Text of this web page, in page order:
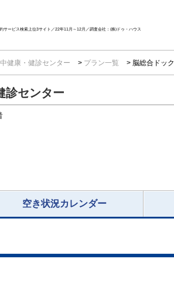
ービス検索上位3サイト／22年11月～12月／調査会社：(株)ドゥ・ハウス
健康・健診センター プラン一覧 脳総合ドック
診センター
空き状況カレンダー